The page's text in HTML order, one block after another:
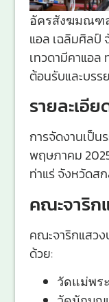
อัครสังฆมณฑ
แอล เฉลิมศิลป์
เทวดามีคาแอล
ต้อนรับและบร
รายละเอี
การจัดงานเป็น
พฤษภาคม
ท่าแร่ จังหวัดส
คณะจาริก
คณะจาริกแสว
ด้วย:
วัดแม่พร